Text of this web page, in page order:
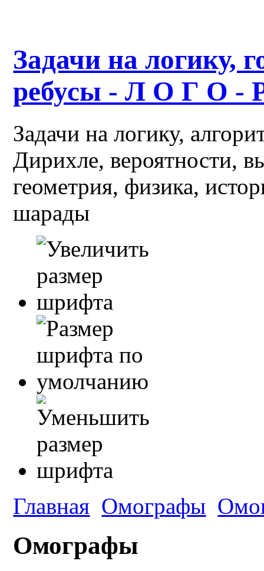
Задачи на логику,
ребусы - Л О Г О -
Задачи на логику,
Дирихле, вероятности,
геометрия, физика,
шарады
Главная Омографы
Омографы